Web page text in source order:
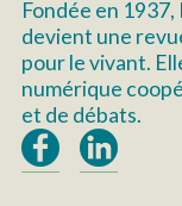
Fondée en
devient une
pour le vivant.
numérique
et de débats.